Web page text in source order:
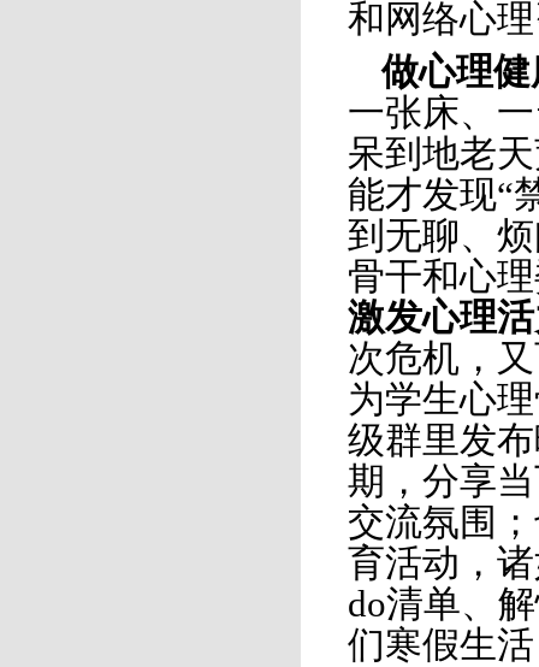
和网络心
做心理
一张床、
呆到地老
能才发现“
到无聊、
骨干和心
激发心理
次危机，
为学生心
级群里发
期，分享
交流氛围
育活动，
do清单、
们寒假生